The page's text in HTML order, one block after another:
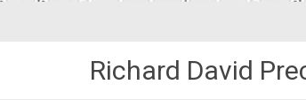
Richard David